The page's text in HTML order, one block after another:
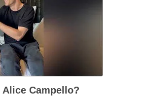
Campello?